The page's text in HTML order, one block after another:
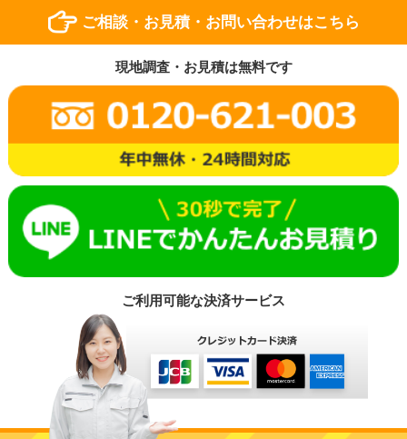
ご相談・お見積・お問い合わせはこちら
現地調査・お見積は無料です
ご利用可能な決済サービス